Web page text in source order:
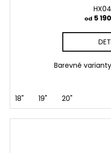
od 5
Barevné
18" 19" 20"